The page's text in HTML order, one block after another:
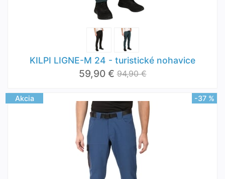
KILPI LIGNE-M 24 - turistické nohavice
59,90 € 94,90 €
Akcia -37 %